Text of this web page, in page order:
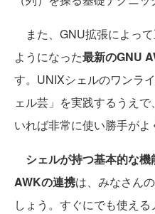
また、GNU拡張によっ
ようになった最新のGNU
す。UNIXシェルのワンラ
ェル芸」を実践するうえ
いれば非常に使い勝手がよ
シェルが持つ基本的な
AWKの連携は、みなさん
しょう。すぐにでも使え